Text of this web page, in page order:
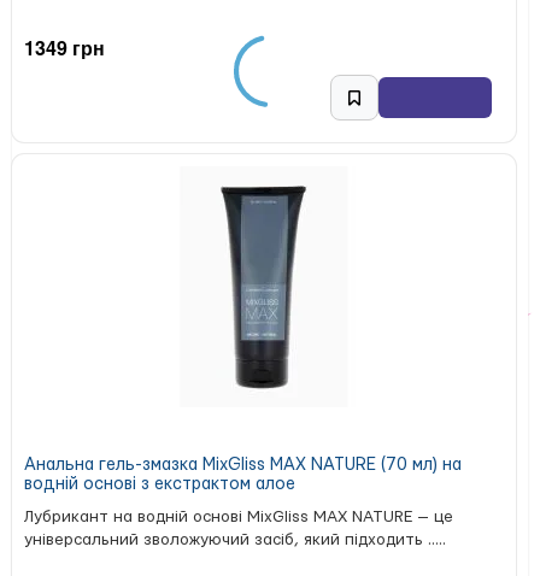
1349 грн
Анальна гель-змазка MixGliss MAX NATURE (70 мл) на
водній основі з екстрактом алое
Лубрикант на водній основі MixGliss MAX NATURE — це
універсальний зволожуючий засіб, який підходить .....